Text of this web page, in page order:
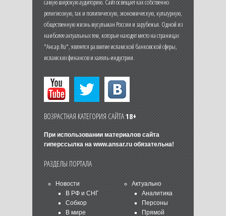
самую широкую аудиторию. Сайт освещает как собственно
религиозную, так и политическую, экономическую, культурную,
общественную жизнь мусульман России и зарубежья. Одной из
наиболее актуальных тем, которые находят место на страницах
"Ансар.Ru", является развитие исламской банковской сферы,
исламских финансов и халяль-индустрии.
ВОЗРАСТНАЯ КАТЕГОРИЯ САЙТА18+
При использовании материалов сайта
гиперссылка на www.ansar.ruобязательна!
РАЗДЕЛЫ ПОРТАЛА
Новости
В РФ и СНГ
Собкор
В мире
Актуально
Аналитика
Персоны
Прямой